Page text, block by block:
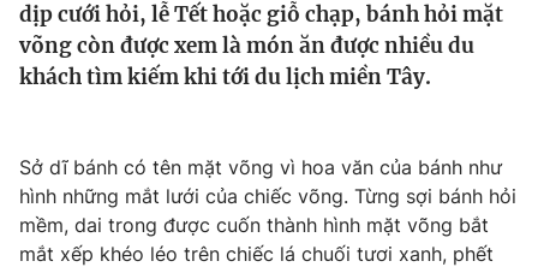
Thế giới
Tin tức
Câu chuyện quốc tế
Tài chính
Thị trường
Góc doanh nghiệp
Dữ liệu và đời sống
Truyền hình
dịp cưới hỏi, lễ Tết hoặc giỗ chạp, bánh hỏi mặt
võng còn được xem là món ăn được nhiều du
khách tìm kiếm khi tới du lịch miền Tây.
Sở dĩ bánh có tên mặt võng vì hoa văn của bánh như
hình những mắt lưới của chiếc võng. Từng sợi bánh hỏi
mềm, dai trong được cuốn thành hình mặt võng bắt
mắt xếp khéo léo trên chiếc lá chuối tươi xanh, phết